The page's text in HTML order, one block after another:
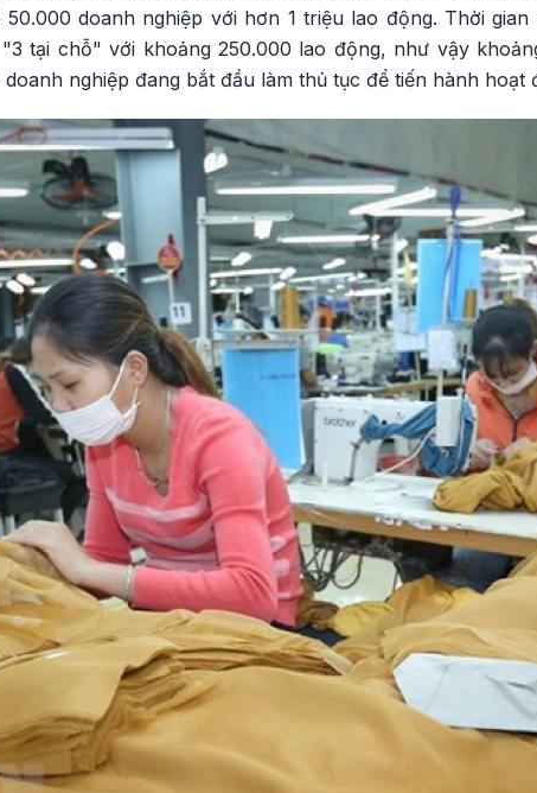
doanh nghiệp với hơn 1 triệu lao động. Thời
tại chỗ" với khoảng 250.000 lao động, như vậy
nghiệp đang bắt đầu làm thủ tục để tiến hành hoạt